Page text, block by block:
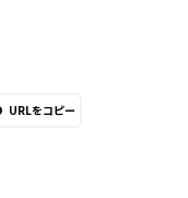
URLをコピー